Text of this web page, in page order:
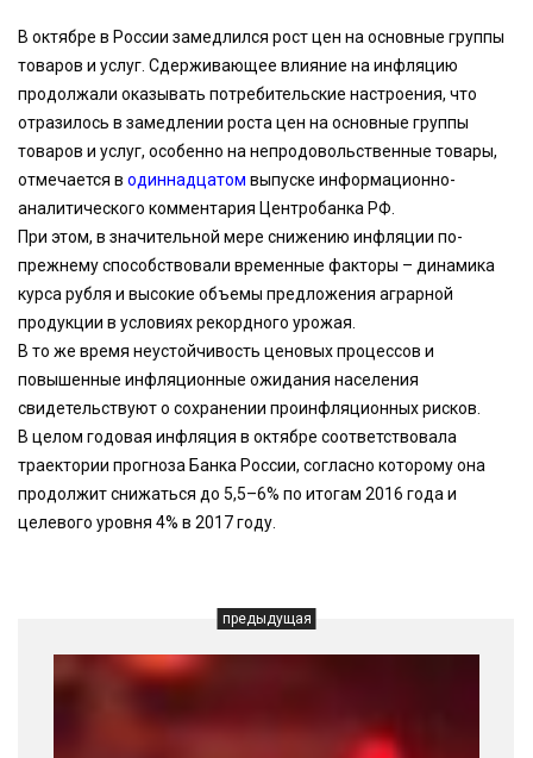
В октябре в России замедлился рост цен на основные группы
товаров и услуг. Сдерживающее влияние на инфляцию
продолжали оказывать потребительские настроения, что
отразилось в замедлении роста цен на основные группы
товаров и услуг, особенно на непродовольственные товары,
отмечается в одиннадцатом выпуске информационно-
аналитического комментария Центробанка РФ.
При этом, в значительной мере снижению инфляции по-
прежнему способствовали временные факторы – динамика
курса рубля и высокие объемы предложения аграрной
продукции в условиях рекордного урожая.
В то же время неустойчивость ценовых процессов и
повышенные инфляционные ожидания населения
свидетельствуют о сохранении проинфляционных рисков.
В целом годовая инфляция в октябре соответствовала
траектории прогноза Банка России, согласно которому она
продолжит снижаться до 5,5–6% по итогам 2016 года и
целевого уровня 4% в 2017 году.
предыдущая